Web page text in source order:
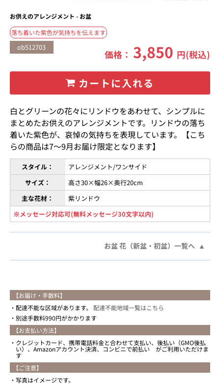
お供えのアレンジメント - お盆
落ち着いた紫色が気持ちを伝えます
ob512703
価格： 3,850 円(税込)
カートに入れる
白とグリーンの花々にリンドウをあわせて、シンプルに
まとめたお供えのアレンジメントです。リンドウの落ち
着いた紫色が、哀悼の気持ちを表現しています。【こち
らの商品は7〜9月お届け限定となります】
スタイル：
アレンジメント/ワンサイド
サイズ：
高さ30×幅26×奥行20cm
主な花材：
紫リンドウ
※メッセージ対応可(無料メッセージ30文字以内)
お盆 花（新盆・初盆）一覧へ
【お届け・手数料】
配達不能な区域があります。 配達不能地域一覧はこちら
別途手数料990円がかかります
【お支払い方法】
クレジットカード、携帯電話料金と合わせて支払い、後払い（GMO後払
い）、Amazonアカウント決済、コンビニで前払い がご利用いただけま
す
【ご注意】
写真はイメージです。